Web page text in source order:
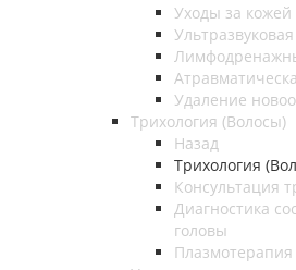
Уходы за кожей
Удаление
Трихология (Волосы)
Назад
Трихология
Консультация
Диагностика
головы
Плазмотерапия